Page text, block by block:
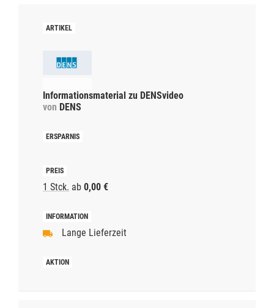
Informationsmaterial zu DENSvideo
von DENS
1 Stck. ab 0,00 €
Lange Lieferzeit